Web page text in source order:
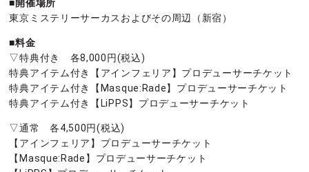
■開催場所
東京ミステリーサーカスおよびその周辺（新宿）
■料金
▽特典付き 各8,000円(税込)
特典アイテム付き【アインフェリア】プロデューサーチケット
特典アイテム付き【Masque:Rade】プロデューサーチケット
特典アイテム付き【LiPPS】プロデューサーチケット
▽通常 各4,500円(税込)
【アインフェリア】プロデューサーチケット
【Masque:Rade】プロデューサーチケット